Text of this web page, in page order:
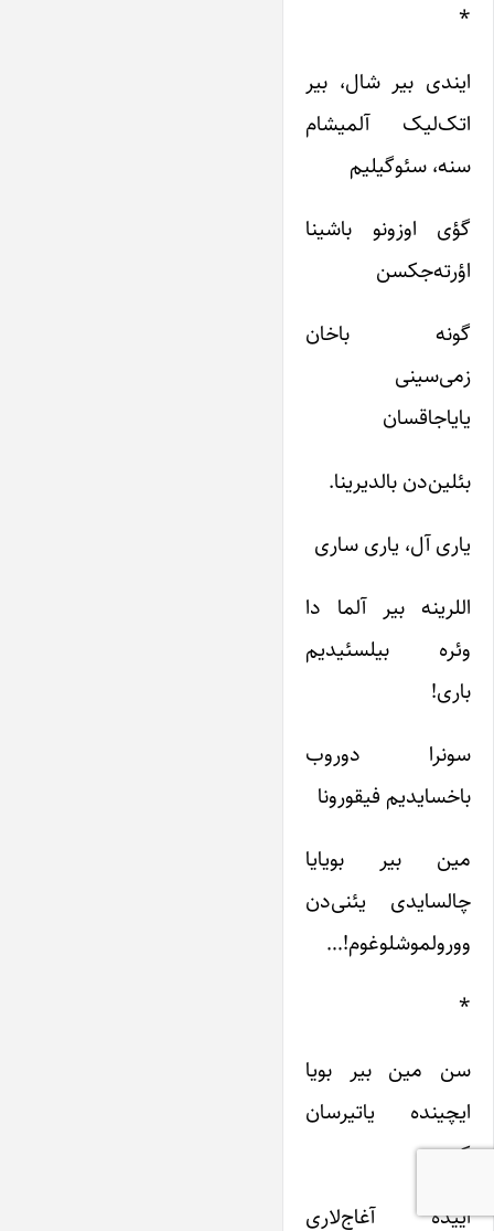
*
ایندی بیر شال، بیر
اتک‌لیک آلمیشام
سنه، سئوگیلیم
گؤی اوزونو باشینا
اؤرته‌جکسن
گونه باخان
زمی‌سینی
یایا‌جاقسان
بئلین‌دن بالدیرینا.
یاری آل، یاری ساری
اللرینه بیر آلما دا
وئره بیلسئیدیم
باری!
سونرا دوروب
باخسایدیم فیقورونا
مین بیر بویایا
چالسایدی یئنی‌دن
وورولموشلوغوم!…
*
سن مین بیر بویا
ایچینده یاتیرسان
کسین
اییده آغاج‌لاری